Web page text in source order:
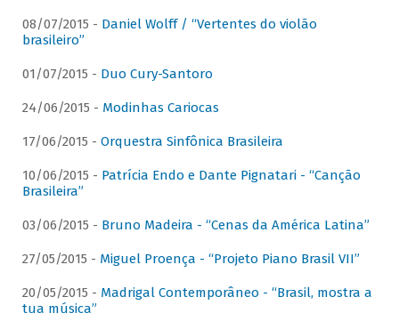
08/07/2015 - Daniel Wolff / “Vertentes do violão
brasileiro”
01/07/2015 - Duo Cury-Santoro
24/06/2015 - Modinhas Cariocas
17/06/2015 - Orquestra Sinfônica Brasileira
10/06/2015 - Patrícia Endo e Dante Pignatari - “Canção
Brasileira”
03/06/2015 - Bruno Madeira - “Cenas da América Latina”
27/05/2015 - Miguel Proença - “Projeto Piano Brasil VII”
20/05/2015 - Madrigal Contemporâneo - “Brasil, mostra a
tua música”